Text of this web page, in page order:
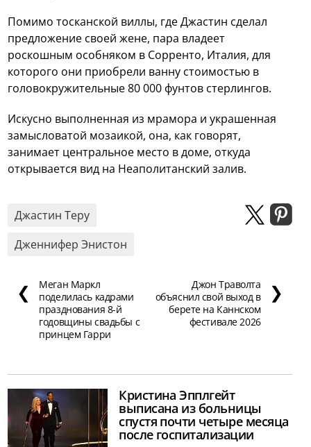
Помимо тосканской виллы, где Джастин сделал
предложение своей жене, пара владеет
роскошным особняком в Сорренто, Италия, для
которого они приобрели ванну стоимостью в
головокружительные 80 000 фунтов стерлингов.
Искусно выполненная из мрамора и украшенная
замысловатой мозаикой, она, как говорят,
занимает центральное место в доме, откуда
открывается вид на Неаполитанский залив.
Джастин Теру
Дженнифер Энистон
❮
Меган Маркл
поделилась кадрами
празднования 8-й
годовщины свадьбы с
принцем Гарри
Джон Траволта
объяснил свой выход в
берете на Каннском
фестивале 2026
❯
Кристина Эпплгейт
выписана из больницы
спустя почти четыре месяца
после госпитализации